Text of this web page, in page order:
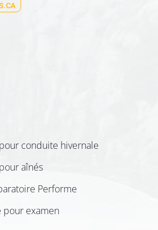
conduite hivernale
aînés
Performe
pour examen